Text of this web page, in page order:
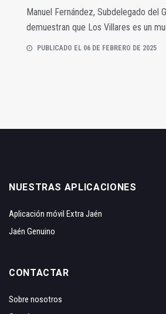
Manuel Fernández, Subdelegado del
demuestran que Los Villares es un
PUBLICADO EL 06 DE FEBRERO DE 2025
NUESTRAS APLICACIONES
Aplicación móvil Extra Jaén
Jaén Genuino
CONTACTAR
Sobre nosotros